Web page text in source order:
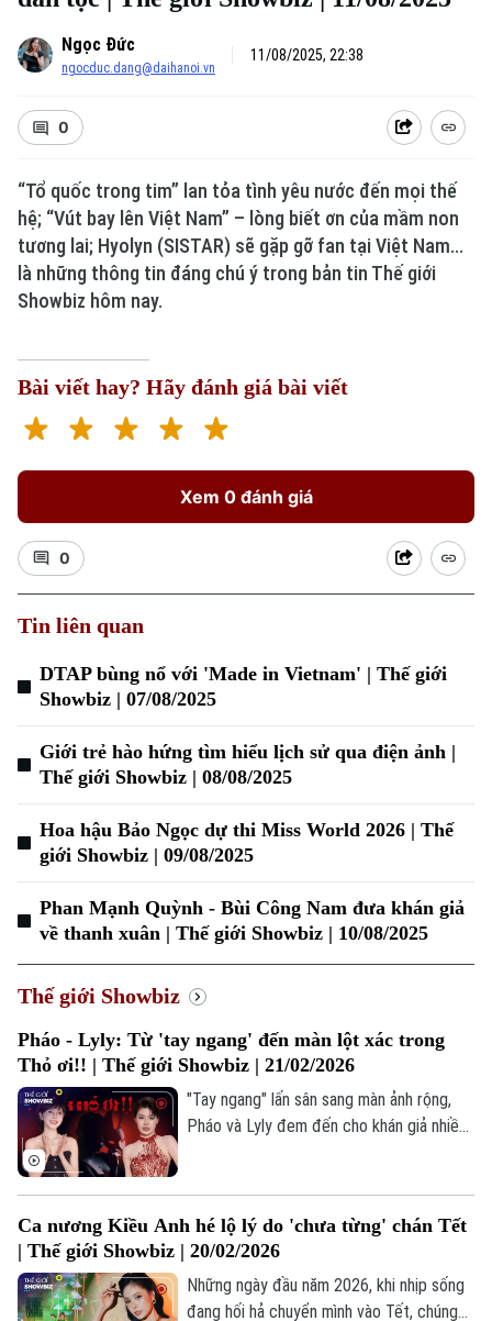
Xu hướng
Ngọc Đức
ngocduc.dang@daihanoi.vn
11/08/2025, 22:38
0
“Tổ quốc trong tim” lan tỏa tình yêu nước đến mọi thế
hệ; “Vút bay lên Việt Nam” – lòng biết ơn của mầm non
tương lai; Hyolyn (SISTAR) sẽ gặp gỡ fan tại Việt Nam...
là những thông tin đáng chú ý trong bản tin Thế giới
Showbiz hôm nay.
Bài viết hay? Hãy đánh giá bài viết
Xem 0 đánh giá
0
Tin liên quan
DTAP bùng nổ với 'Made in Vietnam' | Thế giới
Showbiz | 07/08/2025
Giới trẻ hào hứng tìm hiểu lịch sử qua điện ảnh |
Thế giới Showbiz | 08/08/2025
Hoa hậu Bảo Ngọc dự thi Miss World 2026 | Thế
giới Showbiz | 09/08/2025
Phan Mạnh Quỳnh - Bùi Công Nam đưa khán giả
về thanh xuân | Thế giới Showbiz | 10/08/2025
Thế giới Showbiz
Pháo - Lyly: Từ 'tay ngang' đến màn lột xác trong
Thỏ ơi!! | Thế giới Showbiz | 21/02/2026
"Tay ngang" lấn sân sang màn ảnh rộng,
Pháo và Lyly đem đến cho khán giả nhiều
Ca nương Kiều Anh hé lộ lý do 'chưa từng' chán Tết
| Thế giới Showbiz | 20/02/2026
Những ngày đầu năm 2026, khi nhịp sống
đang hối hả chuyển mình vào Tết, chúng